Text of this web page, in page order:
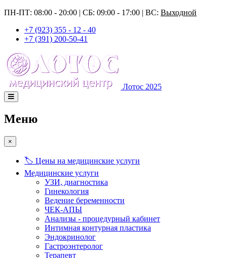
ПН-ПТ: 08:00 - 20:00 | СБ: 09:00 - 17:00 | ВС: Выходной
+7 (923) 355 - 12 - 40
+7 (391) 200-50-41
Лотос 2025
Меню
×
🏷️ Цены на медицинские услуги
Медицинские услуги
УЗИ, диагностика
Гинекология
Ведение беременности
ЧЕК-АПЫ
Анализы - процедурный кабинет
Интимная контурная пластика
Эндокринолог
Гастроэнтеролог
Терапевт